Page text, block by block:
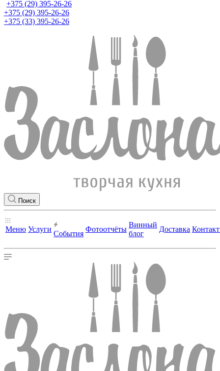
+375 (29) 395-26-26
+375 (29) 395-26-26
+375 (33) 395-26-26
Поиск
Меню Услуги
События
Фотоотчёты
Винный
блог
Доставка